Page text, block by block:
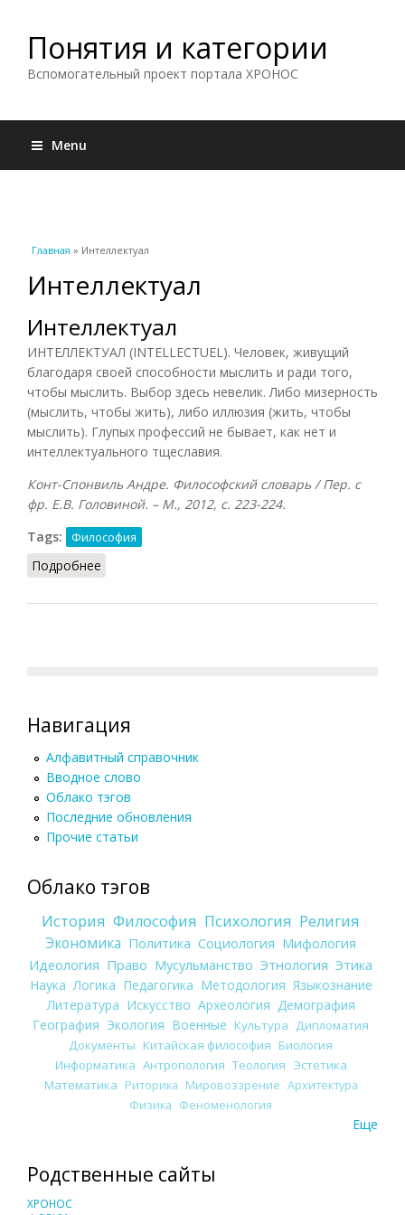
Понятия и категории
Вспомогательный проект портала ХРОНОС
Menu
Вы здесь
Главная » Интеллектуал
Интеллектуал
Интеллектуал
ИНТЕЛЛЕКТУАЛ (INTELLECTUEL). Человек, живущий
благодаря своей способности мыслить и ради того,
чтобы мыслить. Выбор здесь невелик. Либо мизерность
(мыслить, чтобы жить), либо иллюзия (жить, чтобы
мыслить). Глупых профессий не бывает, как нет и
интеллектуального тщеславия.
Конт-Спонвиль Андре. Философский словарь / Пер. с
фр. Е.В. Головиной. – М., 2012, с. 223-224.
Tags:
Философия
Подробнее
Навигация
Алфавитный справочник
Вводное слово
Облако тэгов
Последние обновления
Прочие статьи
Облако тэгов
История Философия Психология Религия
Экономика Политика Социология Мифология
Идеология Право Мусульманство Этнология Этика
Наука Логика Педагогика Методология Языкознание
Литература Искусство Археология Демография
География Экология Военные Культура
Дипломатия
Документы Китайская философия Биология
Информатика Антропология Теология Эстетика
Математика Риторика Мировоззрение Архитектура
Физика Феноменология
Еще
Родственные сайты
ХРОНОС